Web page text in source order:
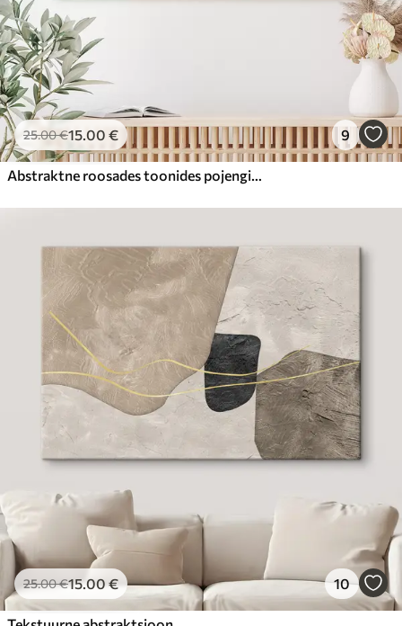
25.00€15.00 € 9
Abstraktne roosades toonides pojengide kimp
25.00€15.00€ 10